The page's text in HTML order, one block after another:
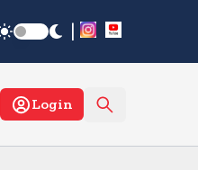
|
Login